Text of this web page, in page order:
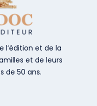
l’édition et de la
et de leurs
de 50 ans.